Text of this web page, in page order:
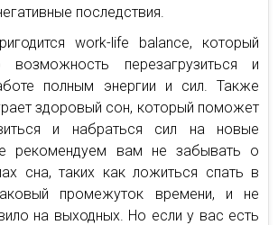
последствия.
work-life balance, который
возможность перезагрузиться и
полным энергии и сил. Также
здоровый сон, который поможет
и набраться сил на новые
рекомендуем вам не забывать о
сна, таких как ложиться спать в
промежуток времени, и не
на выходных. Но если у вас есть